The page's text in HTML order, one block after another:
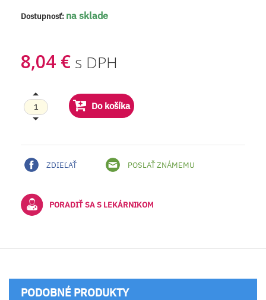
Dostupnosť: na sklade
8,04 € s DPH
Do košíka
ZDIEĽAŤ POSLAŤ ZNÁMEMU
PORADIŤ SA S LEKÁRNIKOM
PODOBNÉ PRODUKTY